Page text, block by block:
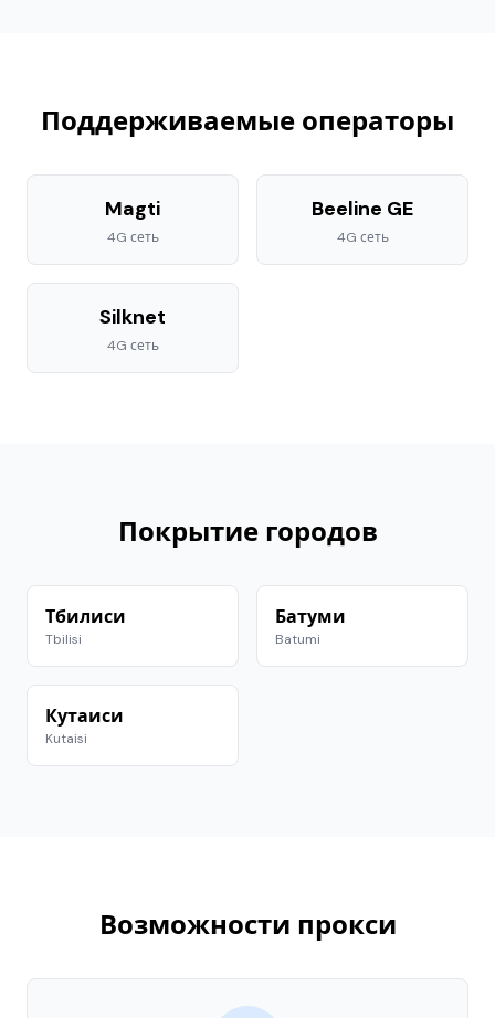
Поддерживаемые операторы
Magti
4G сеть
Beeline GE
4G сеть
Silknet
4G сеть
Покрытие городов
Тбилиси
Tbilisi
Батуми
Batumi
Кутаиси
Kutaisi
Возможности прокси